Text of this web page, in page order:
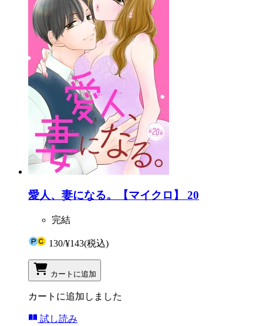
愛人、妻になる。【マイクロ】 20
完結
130/¥143(税込)
カートに追加
カートに追加しました
試し読み